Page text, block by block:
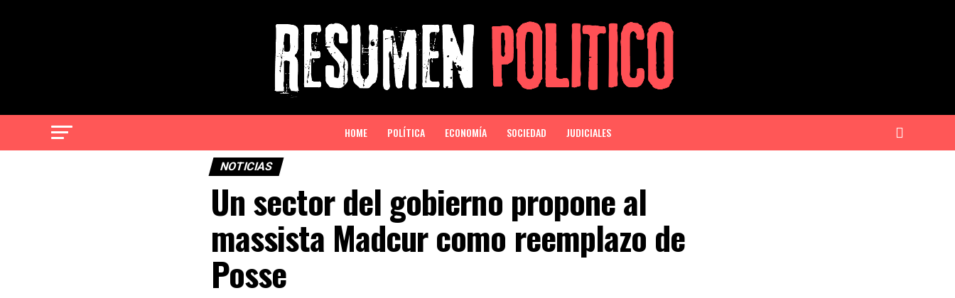
HOME POLÍTICA ECONOMÍA SOCIEDAD JUDICIALES
NOTICIAS
Un sector del gobierno propone al
massista Madcur como reemplazo de
Posse